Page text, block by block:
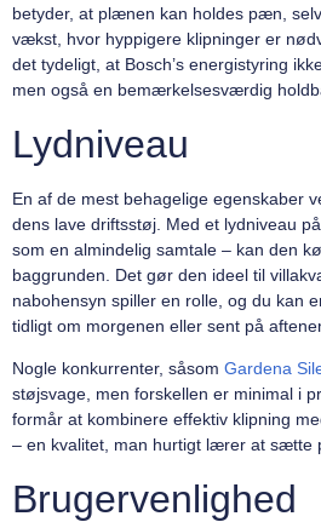
betyder, at plænen kan holdes pæn,
vækst, hvor hyppigere klipninger er
det tydeligt, at Bosch’s energistyring
men også en bemærkelsesværdig
Lydniveau
En af de mest behagelige egenskaber
dens lave driftsstøj. Med et lydniveau
som en almindelig samtale – kan den
baggrunden. Det gør den ideel til
nabohensyn spiller en rolle, og du kan
tidligt om morgenen eller sent på
Nogle konkurrenter, såsom Gardena
støjsvage, men forskellen er minimal i
formår at kombinere effektiv klipning
– en kvalitet, man hurtigt lærer at sætte
Brugervenlighed